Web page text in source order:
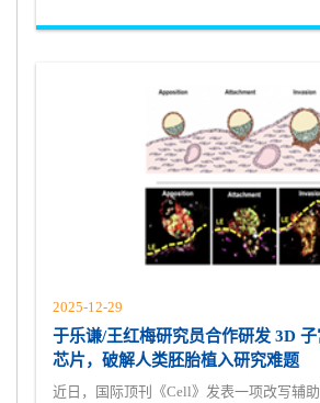
2025-12-29
于乐谦/王红梅研究员合作研发 3D
芯片，破解人类胚胎植入研究难题
近日，国际顶刊《Cell》发表一项改写辅